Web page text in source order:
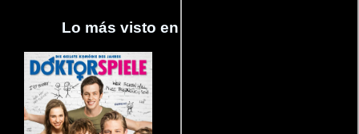
Lo más visto en Cineyseries.net